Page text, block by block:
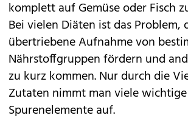
komplett auf Gemüse oder Fisch
Bei vielen Diäten ist das Problem,
übertriebene Aufnahme von
Nährstoffgruppen fördern und
zu kurz kommen. Nur durch die
Zutaten nimmt man viele
Spurenelemente auf.